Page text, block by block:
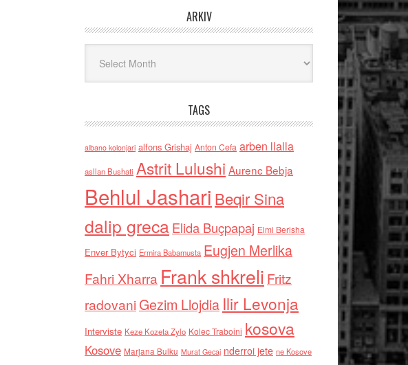
ARKIV
TAGS
albano kolonjari alfons Grishaj Anton Cefa arben llalla
asllan Bushati Astrit Lulushi Aurenc Bebja
Behlul Jashari Beqir Sina
dalip grecaElida Buçpapaj Elmi Berisha
Enver Bytyci Ermira Babamusta Eugjen Merlika
Fahri Xharra Frank shkreli Fritz
radovaniGezim Llojdia Ilir Levonja
Interviste Keze Kozeta Zylo Kolec Traboini kosova
Kosove Marjana Bulku Murat Gecaj nderroi jete ne Kosove